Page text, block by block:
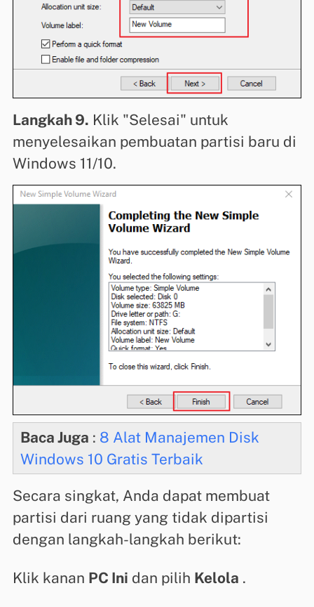
Langkah 9. Klik "Selesai" untuk
menyelesaikan pembuatan partisi baru di
Windows 11/10.
Baca Juga : 8 Alat Manajemen Disk
Windows 10 Gratis Terbaik
Secara singkat, Anda dapat membuat
partisi dari ruang yang tidak dipartisi
dengan langkah-langkah berikut:
Klik kanan PC Ini dan pilih Kelola .